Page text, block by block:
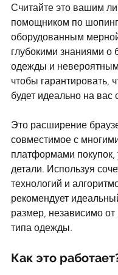
Считайте это вашим
помощником по
оборудованным
глубокими знаниями о
одежды и невероятным
чтобы гарантировать,
будет идеально на вас
Это расширение
совместимое с
платформами покупок,
детали. Используя
технологий и
рекомендует
размер, независимо
типа одежды.
Как это